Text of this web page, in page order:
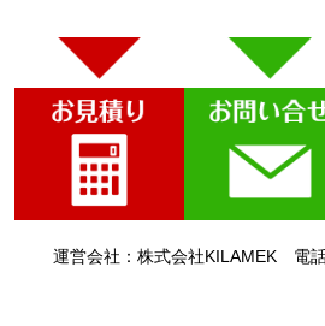
運営会社：株式会社KILAMEK 電